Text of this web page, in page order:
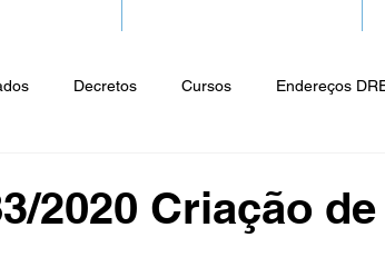
Decretos Cursos Endereços
2020 Criação